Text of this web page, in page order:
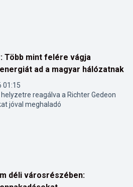
Több mint felére vágja
ad a magyar hálózatnak
01:15
reagálva a Richter Gedeon
jóval meghaladó
déli városrészében: